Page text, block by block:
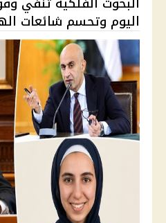
اليوم وتحسم شائعات